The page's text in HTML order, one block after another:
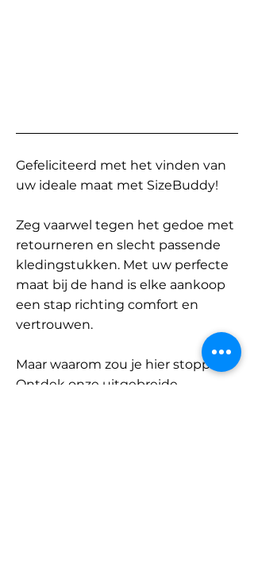
Gefeliciteerd met het vinden van
uw ideale maat met SizeBuddy!
Zeg vaarwel tegen het gedoe met
retourneren en slecht passende
kledingstukken. Met uw perfecte
maat bij de hand is elke aankoop
een stap richting comfort en
vertrouwen.
Maar waarom zou je hier stoppen?
Ontdek onze uitgebreide